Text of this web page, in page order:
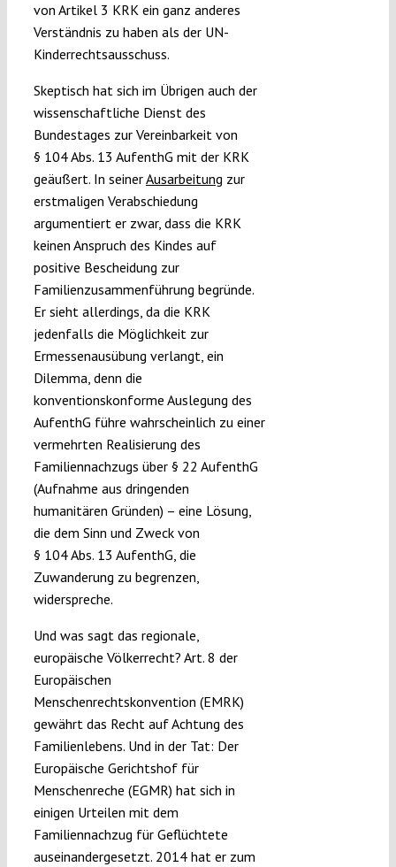
von Artikel 3 KRK ein ganz anderes
Verständnis zu haben als der UN-
Kinderrechtsausschuss.
Skeptisch hat sich im Übrigen auch der
wissenschaftliche Dienst des
Bundestages zur Vereinbarkeit von
§ 104 Abs. 13 AufenthG mit der KRK
geäußert. In seinerAusarbeitung zur
erstmaligen Verabschiedung
argumentiert er zwar, dass die KRK
keinen Anspruch des Kindes auf
positive Bescheidung zur
Familienzusammenführung begründe.
Er sieht allerdings, da die KRK
jedenfalls die Möglichkeit zur
Ermessenausübung verlangt, ein
Dilemma, denn die
konventionskonforme Auslegung des
AufenthG führe wahrscheinlich zu einer
vermehrten Realisierung des
Familiennachzugs über § 22 AufenthG
(Aufnahme aus dringenden
humanitären Gründen) – eine Lösung,
die dem Sinn und Zweck von
§ 104 Abs. 13 AufenthG, die
Zuwanderung zu begrenzen,
widerspreche.
Und was sagt das regionale,
europäische Völkerrecht? Art. 8 der
Europäischen
Menschenrechtskonvention (EMRK)
gewährt das Recht auf Achtung des
Familienlebens. Und in der Tat: Der
Europäische Gerichtshof für
Menschenreche (EGMR) hat sich in
einigen Urteilen mit dem
Familiennachzug für Geflüchtete
auseinandergesetzt. 2014 hat er zum